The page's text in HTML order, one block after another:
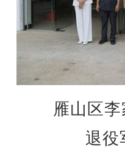
雁山区
退役